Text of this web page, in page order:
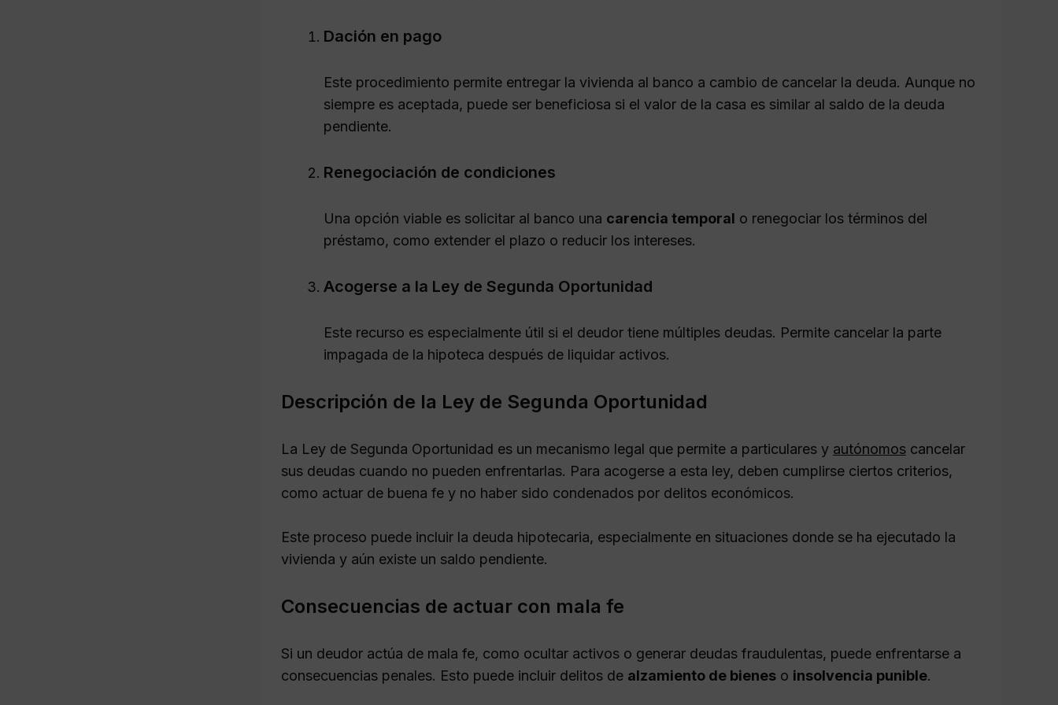
Dación en pago
Este procedimiento permite entregar la vivienda al banco a cambio de cancelar la deuda. Aunque no
siempre es aceptada, puede ser beneficiosa si el valor de la casa es similar al saldo de la deuda
pendiente.
Renegociación de condiciones
Una opción viable es solicitar al banco una carencia temporal o renegociar los términos del
préstamo, como extender el plazo o reducir los intereses.
Acogerse a la Ley de Segunda Oportunidad
Este recurso es especialmente útil si el deudor tiene múltiples deudas. Permite cancelar la parte
impagada de la hipoteca después de liquidar activos.
Descripción de la Ley de Segunda Oportunidad
La Ley de Segunda Oportunidad es un mecanismo legal que permite a particulares y autónomos cancelar
sus deudas cuando no pueden enfrentarlas. Para acogerse a esta ley, deben cumplirse ciertos criterios,
como actuar de buena fe y no haber sido condenados por delitos económicos.
Este proceso puede incluir la deuda hipotecaria, especialmente en situaciones donde se ha ejecutado la
vivienda y aún existe un saldo pendiente.
Consecuencias de actuar con mala fe
Si un deudor actúa de mala fe, como ocultar activos o generar deudas fraudulentas, puede enfrentarse a
consecuencias penales. Esto puede incluir delitos de alzamiento de bienes o insolvencia punible.